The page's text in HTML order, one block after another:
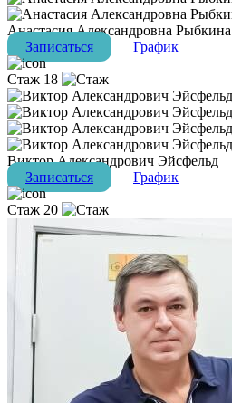
Анастасия Александровна Рыбкина
Записаться
График
Стаж 18
Виктор Александрович Эйсфельд
Записаться
График
Стаж 20